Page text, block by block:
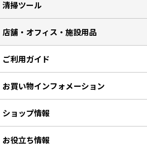
清掃ツール
店舗・オフィス・施設用品
ご利用ガイド
お買い物インフォメーション
ショップ情報
お役立ち情報